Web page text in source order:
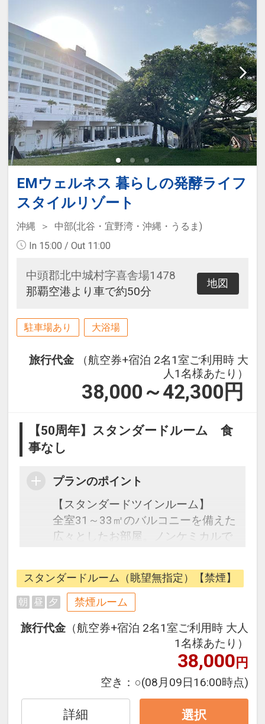
EMウェルネス 暮らしの発酵ライフ
スタイルリゾート
沖縄
中部(北谷・宜野湾・沖縄・うるま)
In 15:00 / Out 11:00
中頭郡北中城村字喜舎場1478
那覇空港より車で約50分
地図
駐車場あり 大浴場
旅行代金
（航空券+宿泊 2名1室ご利用時 大
人1名様あたり）
38,000～42,300 円
【50周年】スタンダードルーム 食
事なし
プランのポイント
【スタンダードツインルーム】
全室31～33㎡のバルコニーを備えた
広々としたお部屋。ノンケミカルで
をお誘いします。
●お子様のご宿泊について●
未就学児の添い寝に関しましては、
大人1名様につきお子様1名様までは
料金を頂戴しておりません。ただ
し、4歳以上のお子様はお食事やス
パにてお子様料金が発生いたしま
す。詳しくはお問合わせください。
スタンダードルーム（眺望無指定）【禁煙】
朝 昼 夕 禁煙ルーム
旅行代金 （航空券+宿泊 2名1室ご利用時 大人
1名様あたり）
38,000円
空き： ○(08月09日16:00時点)
詳細 選択